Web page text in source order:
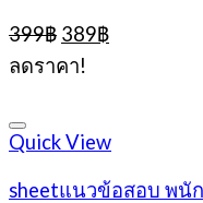
399฿ Original
price
was:
389฿Current
ลดราคา!
Quick View
sheetแนวข้อสอบ พนั